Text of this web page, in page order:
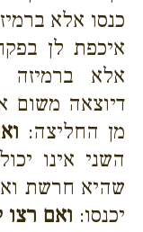
כנסו אלא
איכפת לן
אלא ברמיזה
דיוצאה משום
מן החליצה:
השני אינו
שהיא חרשת
יכנסו: ואם רצו